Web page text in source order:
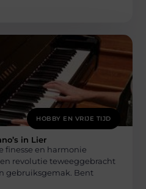
HOBBY EN VRIJE TIJD
in Lier
finesse en harmonie
revolutie teweeggebracht
gebruiksgemak. Bent